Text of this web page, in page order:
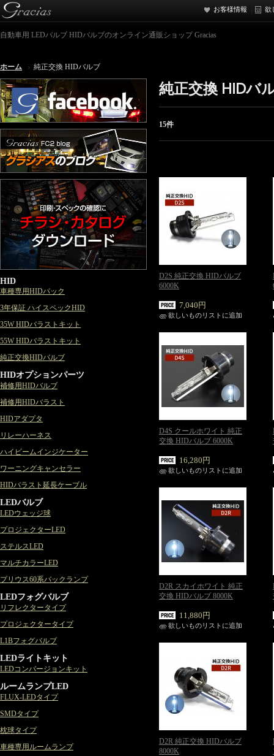
お客様情報 欲
自動車用 LEDバルブ HIDバルブのオンライン通販ショップ Gracias
ホーム 純正交換 HIDバルブ
純正交換 HIDバ
15件
D2S 純正交換 HIDバルブ
6000K
7,040円
欲しいものリストに追加
D4S クールホワイト 純正
交換 HIDバルブ 6000K
16,280円
欲しいものリストに追加
D2R スカイホワイト 純正
交換 HIDバルブ 8000K
11,880円
欲しいものリストに追加
D2R 純正交換 HIDバルブ
8000K
HID
車種専用HIDパック
3年保証 ハイスペックHID
35W HIDバラストキット
55W HIDバラストキット
純正交換HIDバルブ
HIDオプションパーツ
補修用HIDバルブ
補修用HIDバラスト
HIDアダプタ
リレーハーネス
ハイビームインジケーター
ワーニングキャンセラー
HIDバラスト延長ケーブル
LEDバルブ
LEDウェッジ球
プロジェクターLED
ステルスLED
マルチカラーLED
プリウス60系バックランプ
LEDフォグバルブ
リフレクタータイプ
プロジェクタータイプ
L1Bフォグバルブ
LEDライトキット
LEDコンバージョンキット
ルームランプLED
FLUX-LEDタイプ
SMDタイプ
枕球タイプ
車種専用ルームランプ